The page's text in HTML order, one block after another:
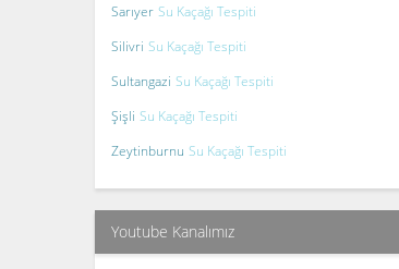
Sarıyer Su Kaçağı Tespiti
Silivri Su Kaçağı Tespiti
Sultangazi Su Kaçağı Tespiti
Şişli Su Kaçağı Tespiti
Zeytinburnu Su Kaçağı Tespiti
Youtube Kanalımız